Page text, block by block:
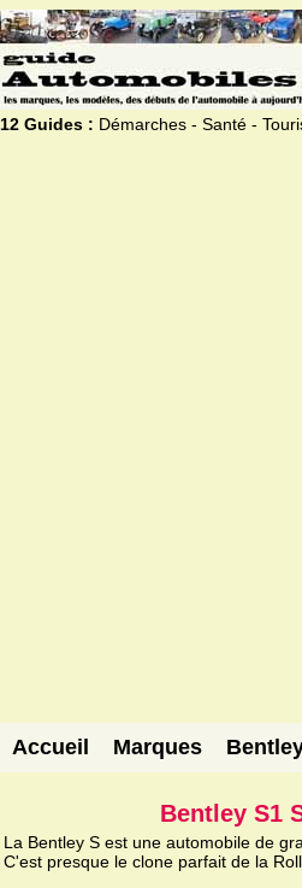
12 Guides : Démarches - Santé -
Accueil Marques
Bentley S1
La Bentley S est une automobile de
C'est presque le clone parfait de la